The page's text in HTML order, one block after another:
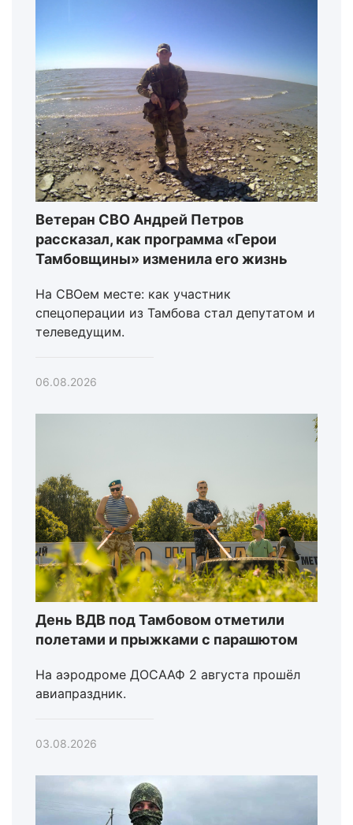
Ветеран СВО Андрей Петров
рассказал, как программа «Герои
Тамбовщины» изменила его жизнь
На СВОем месте: как участник
спецоперации из Тамбова стал депутатом и
телеведущим.
06.08.2026
День ВДВ под Тамбовом отметили
полетами и прыжками с парашютом
На аэродроме ДОСААФ 2 августа прошёл
авиапраздник.
03.08.2026